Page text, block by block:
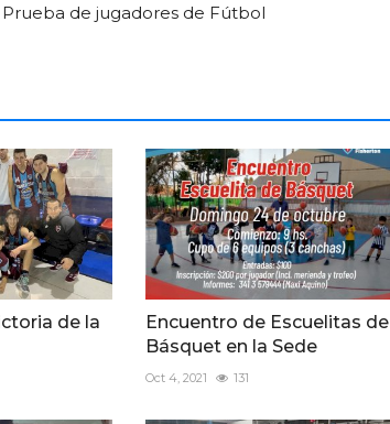
Prueba de jugadores de Fútbol
de la
Encuentro de Escuelitas de
Básquet en la Sede
Oct 4, 2021 131